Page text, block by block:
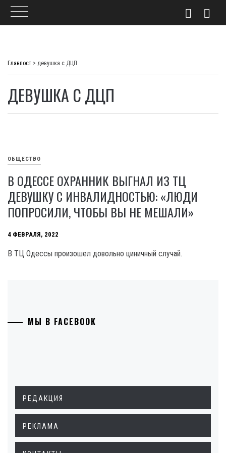
Главпост > девушка с ДЦП
ДЕВУШКА С ДЦП
ОБЩЕСТВО
В ОДЕССЕ ОХРАННИК ВЫГНАЛ ИЗ ТЦ
ДЕВУШКУ С ИНВАЛИДНОСТЬЮ: «ЛЮДИ
ПОПРОСИЛИ, ЧТОБЫ ВЫ НЕ МЕШАЛИ»
4 ФЕВРАЛЯ, 2022
В ТЦ Одессы произошел довольно циничный случай.
МЫ В FACEBOOK
РЕДАКЦИЯ
РЕКЛАМА